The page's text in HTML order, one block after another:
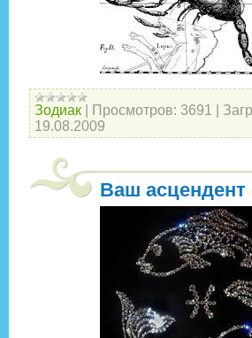
Зодиак Просмотров: 3691
19.08.2009
Ваш